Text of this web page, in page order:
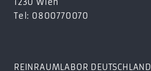
1230 Wien
Tel: 0800770070
REINRAUMLABOR DEUTSCHLAND